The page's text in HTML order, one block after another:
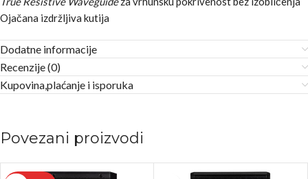
Ojačana izdržljiva kutija
Dodatne informacije
Recenzije (0)
Kupovina,plaćanje i isporuka
Povezani proizvodi